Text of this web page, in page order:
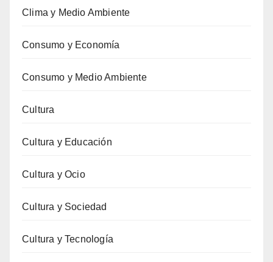
Clima y Medio Ambiente
Consumo y Economía
Consumo y Medio Ambiente
Cultura
Cultura y Educación
Cultura y Ocio
Cultura y Sociedad
Cultura y Tecnología